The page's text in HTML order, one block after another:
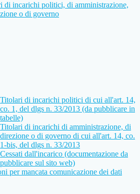
di incarichi politici, di amministrazione,
o di governo
Titolari di incarichi politici di cui all'art. 14,
co. 1, del dlgs n. 33/2013 (da pubblicare in
tabelle)
Titolari di incarichi di amministrazione, di
direzione o di governo di cui all'art. 14, co.
1-bis, del dlgs n. 33/2013
Cessati dall'incarico (documentazione da
pubblicare sul sito web)
per mancata comunicazione dei dati